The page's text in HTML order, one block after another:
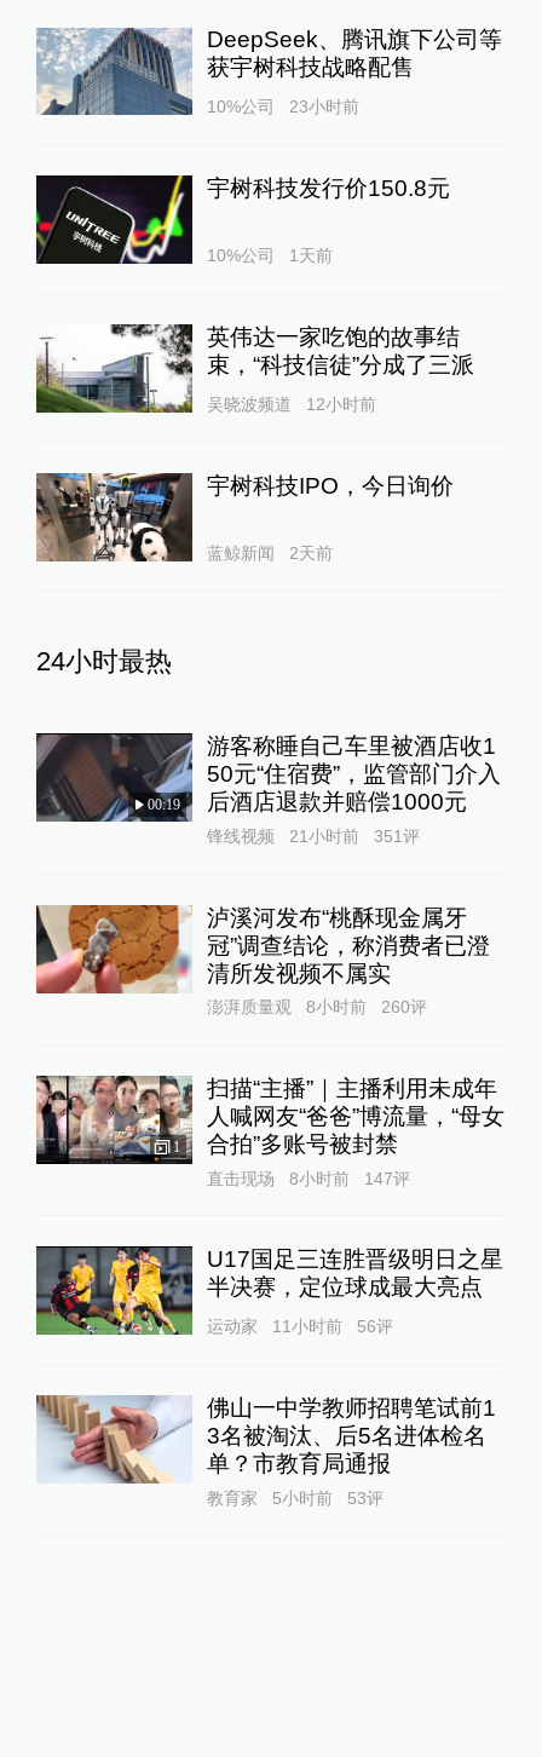
DeepSeek、腾讯旗下公司等
获宇树科技战略配售
10%公司 23小时前
宇树科技发行价150.8元
10%公司 1天前
英伟达一家吃饱的故事结
束，“科技信徒”分成了三派
吴晓波频道 12小时前
宇树科技IPO，今日询价
蓝鲸新闻 2天前
24小时最热
00:19
游客称睡自己车里被酒店收1
50元“住宿费”，监管部门介入
后酒店退款并赔偿1000元
锋线视频 21小时前 351评
泸溪河发布“桃酥现金属牙
冠”调查结论，称消费者已澄
清所发视频不属实
澎湃质量观 8小时前 260评
1
扫描“主播”｜主播利用未成年
人喊网友“爸爸”博流量，“母女
合拍”多账号被封禁
直击现场 8小时前 147评
U17国足三连胜晋级明日之星
半决赛，定位球成最大亮点
运动家 11小时前 56评
佛山一中学教师招聘笔试前1
3名被淘汰、后5名进体检名
单？市教育局通报
教育家 5小时前 53评